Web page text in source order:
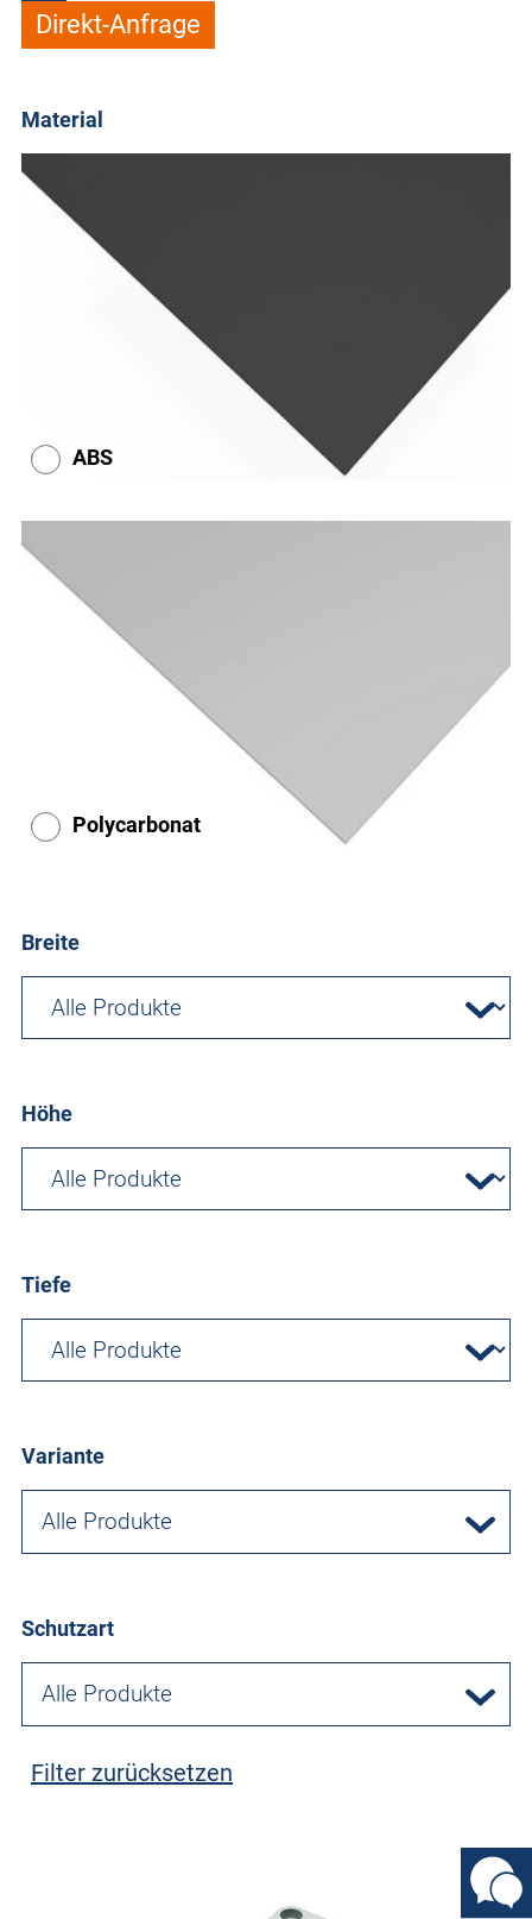
Direkt-Anfrage
Material
ABS
Polycarbonat
Breite
Höhe
Tiefe
Variante
Alle Produkte
Schutzart
Alle Produkte
Filter zurücksetzen